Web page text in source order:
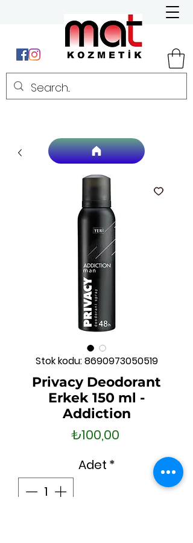
Stok kodu: 8690973050519
Privacy Deodorant
Erkek 150 ml -
Addiction
₺100,00Fiyat
Adet *